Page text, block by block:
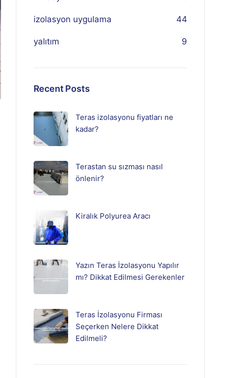
izolasyon uygulama 44
yalıtım 9
Recent Posts
Teras izolasyonu fiyatları ne
kadar?
Terastan su sızması nasıl
önlenir?
Kiralık Polyurea Aracı
Yazın Teras İzolasyonu Yapılır
mı? Dikkat Edilmesi Gerekenler
Teras İzolasyonu Firması
Seçerken Nelere Dikkat
Edilmeli?